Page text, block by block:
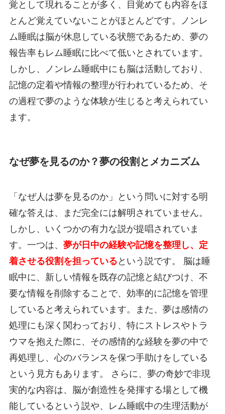
覚として現れることが多く、目覚めても内容をほ
とんど覚えていないことがほとんどです。ノンレ
ム睡眠は脳が休息している状態であるため、夢の
報告率もレム睡眠に比べて低いとされています。
しかし、ノンレム睡眠中にも脳は活動しており、
記憶の定着や情報の整理が行われているため、そ
の過程で夢のような体験が生じると考えられてい
ます。
なぜ夢を見るのか？夢の役割とメカニズム
「なぜ人は夢を見るのか」という問いに対する明
確な答えは、まだ完全には解明されていません。
しかし、いくつかの有力な説が提唱されていま
す。一つは、 夢が日中の経験や記憶を整理し、定
着させる役割を担っている という説です。 脳は睡
眠中に、新しい情報を既存の記憶と結びつけ、不
要な情報を削除することで、効率的に記憶を管理
していると考えられています。また、夢は感情の
処理にも深く関わっており、特にストレスやトラ
ウマを抱えた際に、その感情的な経験を夢の中で
再処理し、心のバランスを保つ手助けをしている
という見方もあります。 さらに、夢の奇妙で非現
実的な内容は、脳が創造性を発揮する場として機
能しているという説や、レム睡眠中の生理活動が